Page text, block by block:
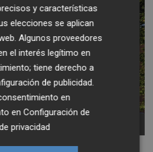
y características
elecciones se aplican
Algunos proveedores
el interés legítimo en
tiene derecho a
de publicidad
en
enConfiguración de
privacidad